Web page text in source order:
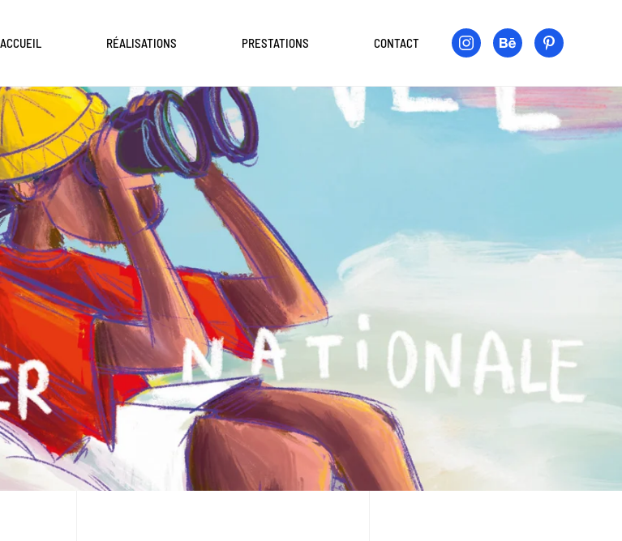
ACCUEIL RÉALISATIONS PRESTATIONS CONTACT